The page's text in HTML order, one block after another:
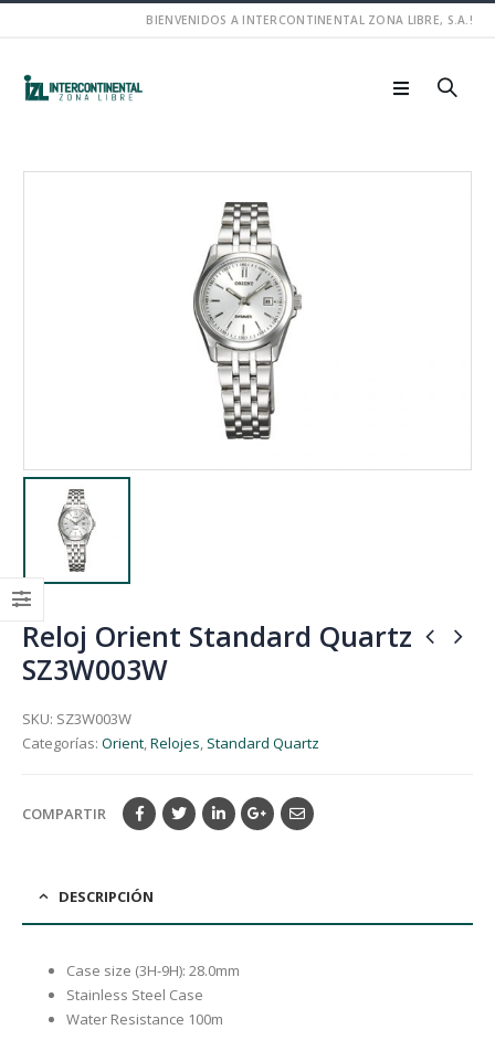
BIENVENIDOS A INTERCONTINENTAL ZONA LIBRE, S.A.!
Reloj Orient Standard Quartz
SZ3W003W
SKU: SZ3W003W
Categorías: Orient,Relojes, Standard Quartz
COMPARTIR
DESCRIPCIÓN
Case size (3H-9H): 28.0mm
Stainless Steel Case
Water Resistance 100m